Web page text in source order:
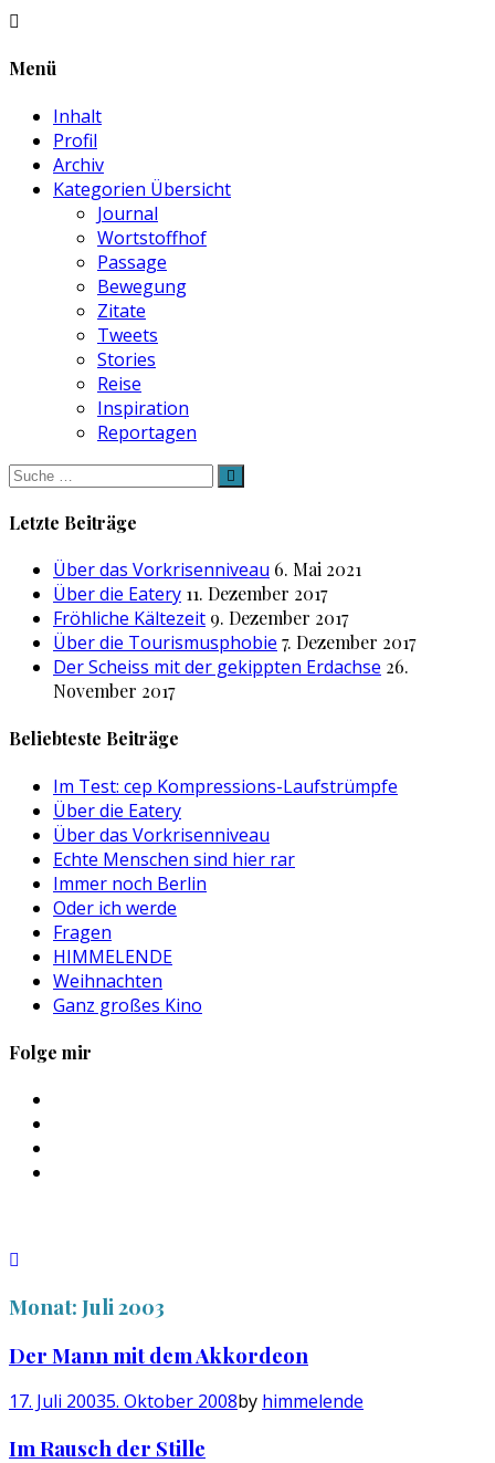
Menü
Inhalt
Profil
Archiv
Kategorien Übersicht
Journal
Wortstoffhof
Passage
Bewegung
Zitate
Tweets
Stories
Reise
Inspiration
Reportagen
Suche
nach:
Letzte Beiträge
Über das Vorkrisenniveau 6. Mai 2021
Über die Eatery 11. Dezember 2017
Fröhliche Kältezeit 9. Dezember 2017
Über die Tourismusphobie 7. Dezember 2017
Der Scheiss mit der gekippten Erdachse 26.
November 2017
Beliebteste Beiträge
Im Test: cep Kompressions-Laufstrümpfe
Über die Eatery
Über das Vorkrisenniveau
Echte Menschen sind hier rar
Immer noch Berlin
Oder ich werde
Fragen
HIMMELENDE
Weihnachten
Ganz großes Kino
Folge mir
anzeigen
Monat: Juli 2003
Der Mann mit dem Akkordeon
17. Juli 20035. Oktober 2008by himmelende
Im Rausch der Stille